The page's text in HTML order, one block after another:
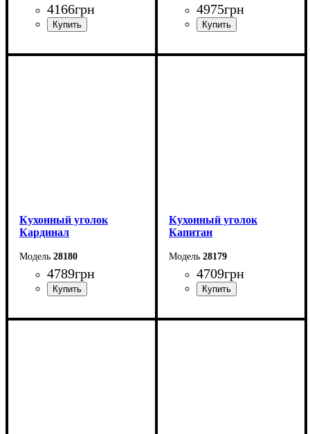
4166грн
Длина: 110 см
4975грн
Длина: 120 см
Кухонный уголок
Кардинал
28180
4789грн
Длина: 120 см
Кухонный уголок
Капитан
28179
4709грн
Длина: 150 см